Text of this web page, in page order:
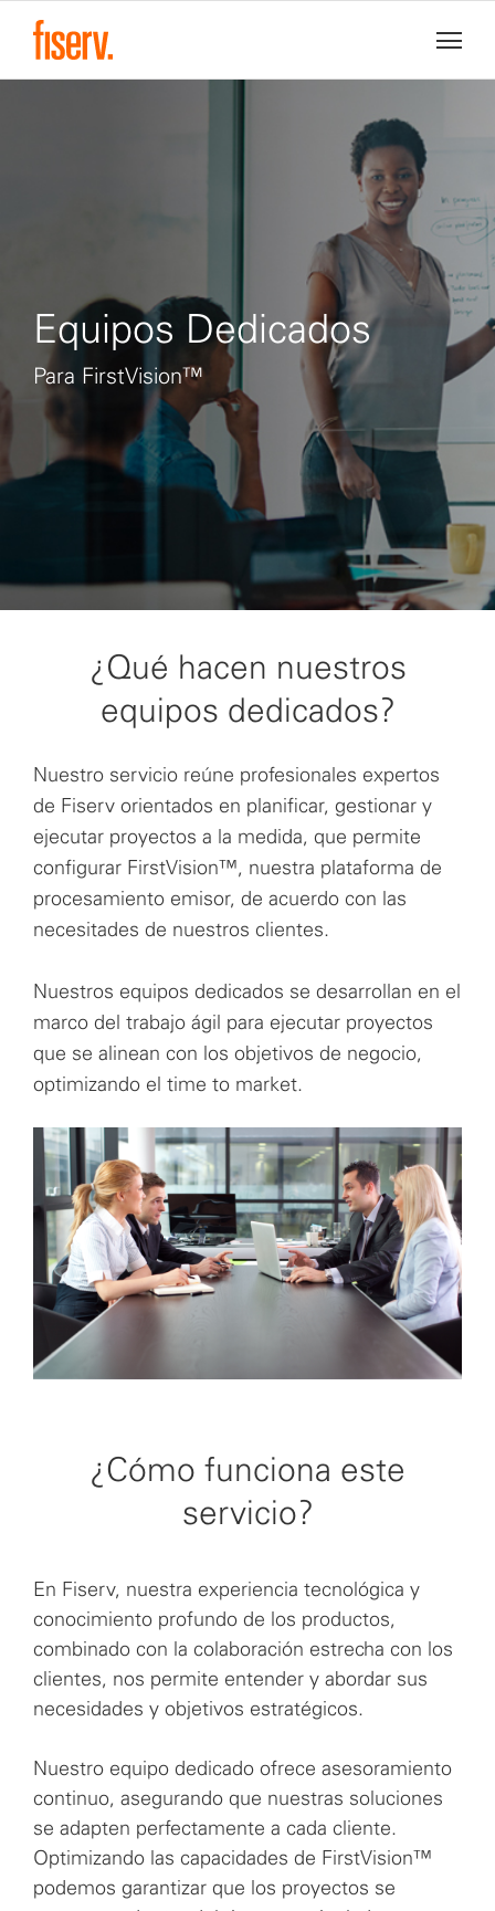
Equipos Dedicados
Para FirstVision™
¿Qué hacen nuestros
equipos dedicados?
Nuestro servicio reúne profesionales expertos
de Fiserv orientados en planificar, gestionar y
ejecutar proyectos a la medida, que permite
configurar FirstVision™, nuestra plataforma de
procesamiento emisor, de acuerdo con las
necesitades de nuestros clientes.
Nuestros equipos dedicados se desarrollan en el
marco del trabajo ágil para ejecutar proyectos
que se alinean con los objetivos de negocio,
optimizando el time to market.
¿Cómo funciona este
servicio?
En Fiserv, nuestra experiencia tecnológica y
conocimiento profundo de los productos,
combinado con la colaboración estrecha con los
clientes, nos permite entender y abordar sus
necesidades y objetivos estratégicos.
Nuestro equipo dedicado ofrece asesoramiento
continuo, asegurando que nuestras soluciones
se adapten perfectamente a cada cliente.
Optimizando las capacidades de FirstVision™
podemos garantizar que los proyectos se